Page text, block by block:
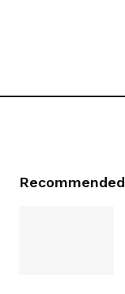
Recommended